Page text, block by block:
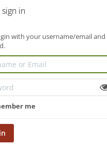
sign in
with your username/email and
me